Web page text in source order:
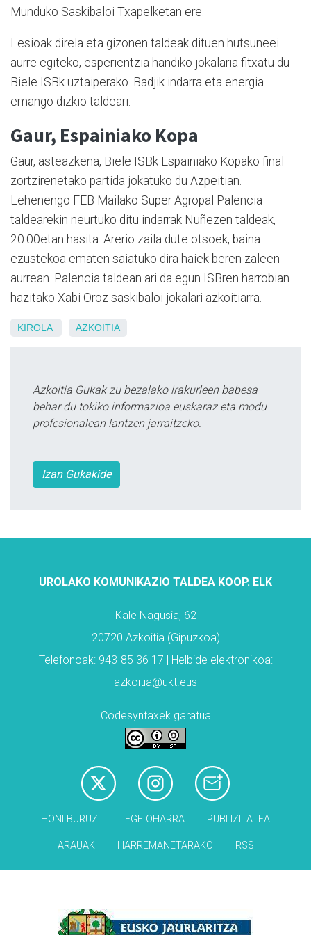
Munduko Saskibaloi Txapelketan ere.
Lesioak direla eta gizonen taldeak dituen hutsuneei
aurre egiteko, esperientzia handiko jokalaria fitxatu du
Biele ISBk uztaiperako. Badjik indarra eta energia
emango dizkio taldeari.
Gaur, Espainiako Kopa
Gaur, asteazkena, Biele ISBk Espainiako Kopako final
zortzirenetako partida jokatuko du Azpeitian.
Lehenengo FEB Mailako Super Agropal Palencia
taldearekin neurtuko ditu indarrak Nuñezen taldeak,
20:00etan hasita. Arerio zaila dute otsoek, baina
ezustekoa ematen saiatuko dira haiek beren zaleen
aurrean. Palencia taldean ari da egun ISBren harrobian
hazitako Xabi Oroz saskibaloi jokalari azkoitiarra.
KIROLA AZKOITIA
Azkoitia Gukak zu bezalako irakurleen babesa
behar du tokiko informazioa euskaraz eta modu
profesionalean lantzen jarraitzeko.
Izan Gukakide
UROLAKO KOMUNIKAZIO TALDEA KOOP. ELK
Kale Nagusia, 62
20720 Azkoitia (Gipuzkoa)
Telefonoak: 943-85 36 17 | Helbide elektronikoa:
azkoitia@ukt.eus
Codesyntaxek garatua
HONI BURUZ LEGE OHARRA PUBLIZITATEA
ARAUAK HARREMANETARAKO RSS